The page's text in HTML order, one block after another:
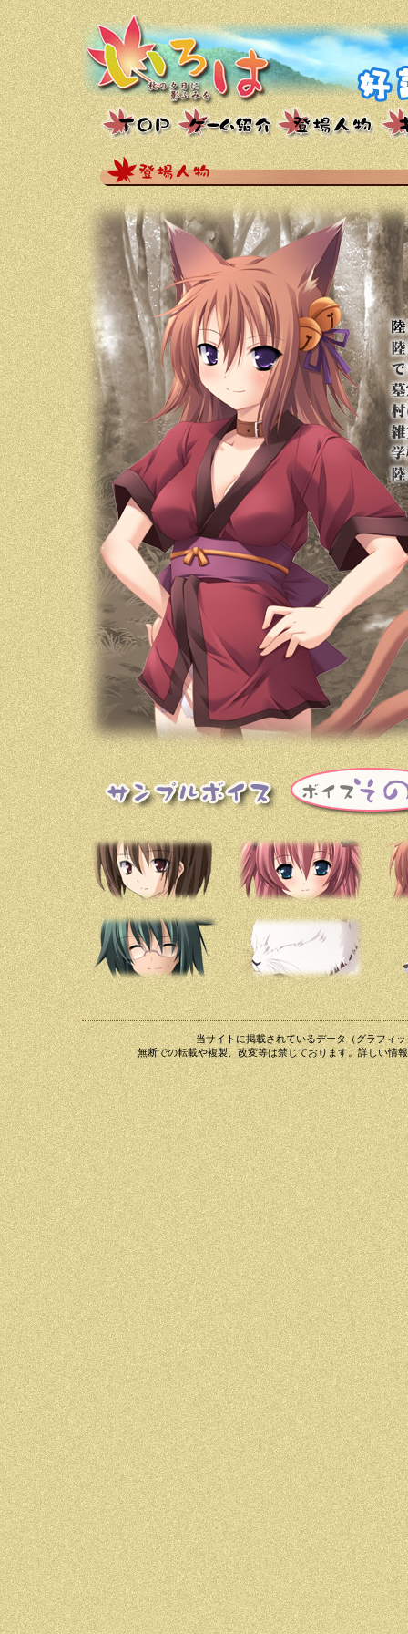
当サイトに掲載されているデータ（グラフィ
無断での転載や複製、改変等は禁じております。詳しい情